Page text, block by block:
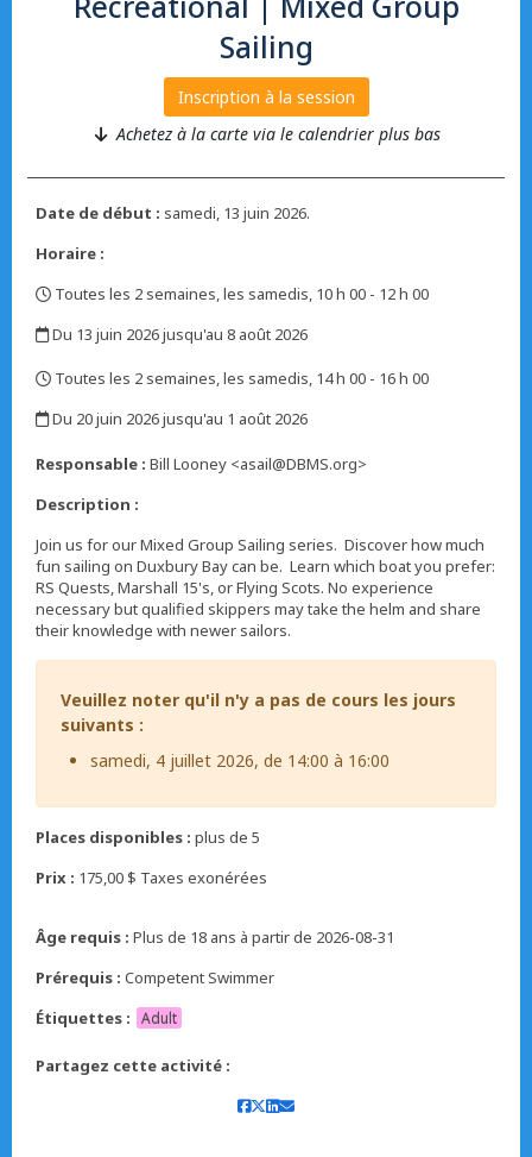
Sailing
Inscription à la session
Achetez à la carte via le calendrier plus bas
Date de début : samedi, 13 juin 2026.
Horaire :
Toutes les 2 semaines, les samedis, 10 h 00 - 12 h 00
Du 13 juin 2026 jusqu'au 8 août 2026
Toutes les 2 semaines, les samedis, 14 h 00 - 16 h 00
Du 20 juin 2026 jusqu'au 1 août 2026
Responsable : Bill Looney <asail@DBMS.org>
Description :
Join us for our Mixed Group Sailing series. Discover how much
fun sailing on Duxbury Bay can be. Learn which boat you prefer:
RS Quests, Marshall 15's, or Flying Scots. No experience
necessary but qualified skippers may take the helm and share
their knowledge with newer sailors.
Veuillez noter qu'il n'y a pas de cours les jours
suivants :
samedi, 4 juillet 2026, de 14:00 à 16:00
Places disponibles : plus de 5
Prix : 175,00 $ Taxes exonérées
Âge requis : Plus de 18 ans à partir de 2026-08-31
Prérequis : Competent Swimmer
Étiquettes :
Adult
Partagez cette activité :